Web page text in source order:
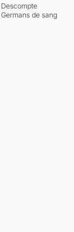
Descompte
Germans de sang